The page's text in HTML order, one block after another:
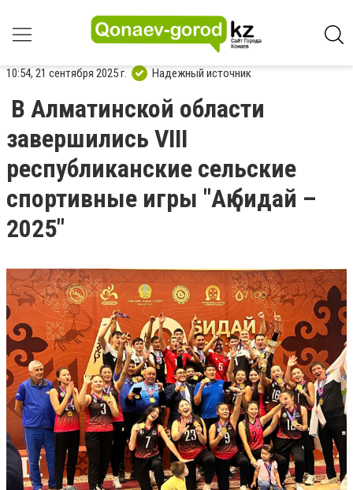
10:54, 21 сентября 2025 г. Надежный источник
В Алматинской области
завершились VIII
республиканские сельские
спортивные игры "Ақ бидай –
2025"